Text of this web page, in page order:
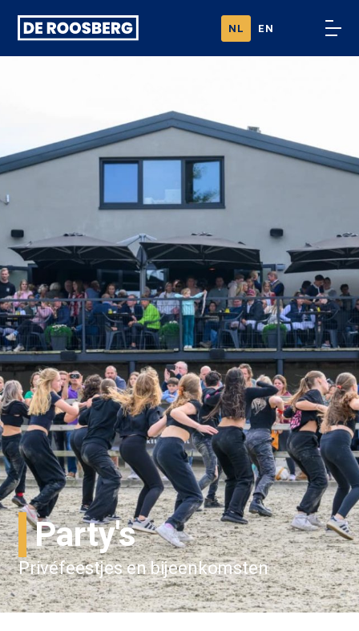
Ga naar
content
NL EN
Party's
Privéfeestjes en bijeenkomsten